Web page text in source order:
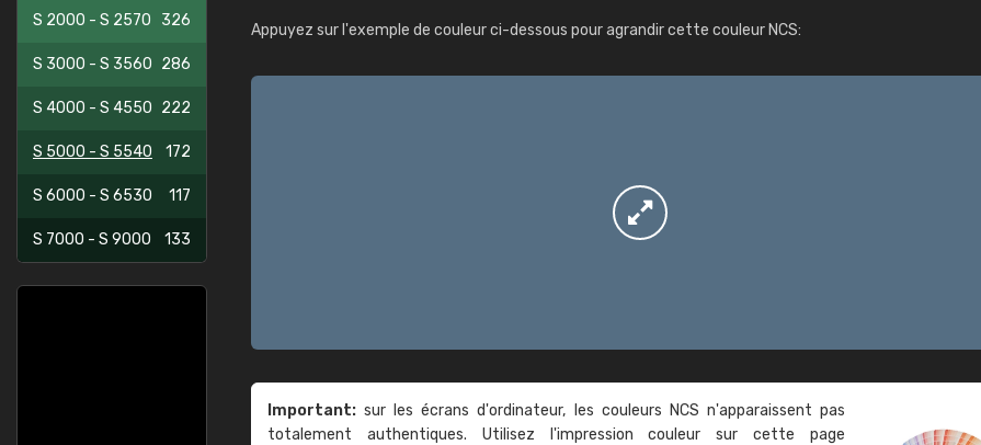
S 2000 - S 2570 326
S 3000 - S 3560 286
S 4000 - S 4550 222
S 5000 - S 5540 172
S 6000 - S 6530 117
S 7000 - S 9000 133
Appuyez sur l'exemple de couleur ci-dessous pour agrandir cette couleur NCS:
Important: sur les écrans d'ordinateur, les couleurs NCS n'apparaissent pas
totalement authentiques. Utilisez l'impression couleur sur cette page